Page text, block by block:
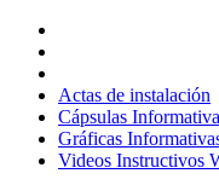
contenido
Actas de instalación
Cápsulas
Gráficas
Videos Instructivos